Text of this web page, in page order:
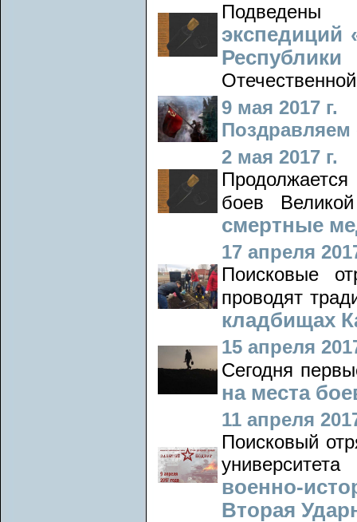
экспедиций
9 мая 2017 г.
2 мая 2017 г.
боев
смертные
17 апреля
Поисковые
проводят
кладбищах
15 апреля
Сегодня
на места
11 апреля
Поисковый
военно-
Вторая